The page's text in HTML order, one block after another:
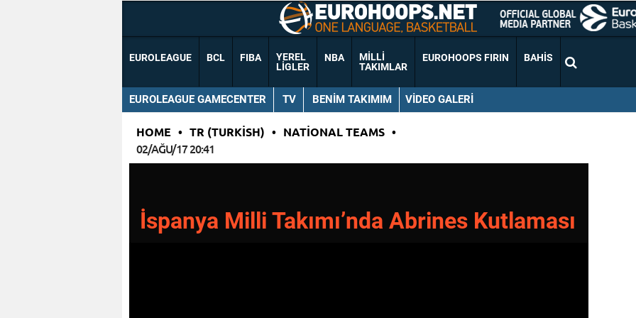
EUROLEAGUE BCL FIBA
YEREL
LIGLER
NBA
MILLI
TAKIMLAR
EUROHOOPS FIRIN BAHIS
EUROLEAGUE GAMECENTER TV BENIM TAKIMIM VIDEO GALERI
HOME • TR (TURKISH) • NATIONAL TEAMS •
02/AĞU/17 20:41
İspanya Milli Takımı’nda Abrines Kutlaması